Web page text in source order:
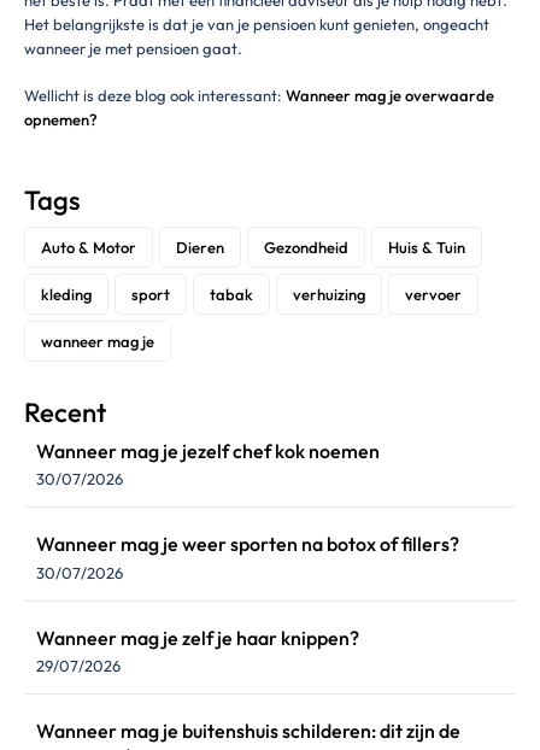
Het belangrijkste is dat je van je pensioen kunt genieten, ongeacht
wanneer je met pensioen gaat.
Wellicht is deze blog ook interessant: Wanneer mag je overwaarde
opnemen?
Tags
Auto & Motor Dieren Gezondheid Huis & Tuin
kleding sport tabak verhuizing vervoer
wanneer mag je
Recent
Wanneer mag je jezelf chef kok noemen
30/07/2026
Wanneer mag je weer sporten na botox of fillers?
30/07/2026
Wanneer mag je zelf je haar knippen?
29/07/2026
Wanneer mag je buitenshuis schilderen: dit zijn de